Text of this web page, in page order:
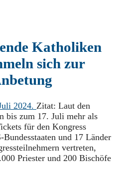
Katholiken
sich zur
2024. Zitat: Laut den
bis zum 17. Juli mehr als
für den Kongress
und 17 Länder
vertreten,
Priester und 200 Bischöfe